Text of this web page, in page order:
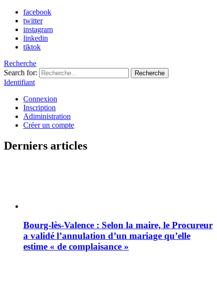
facebook
twitter
instagram
linkedin
tiktok
Recherche
Search for:
Recherche
Identifiant
Connexion
Inscription
Adiministration
Créer un compte
Derniers articles
Bourg-lès-Valence : Selon la maire, le Procureur
a validé l’annulation d’un mariage qu’elle
estime « de complaisance »